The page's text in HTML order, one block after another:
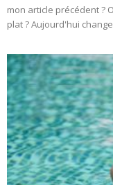
mon article précédent ?
plat ? Aujourd'hui